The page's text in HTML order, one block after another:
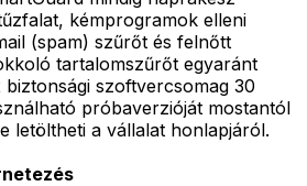
kémprogramok elleni
(spam) szűrőt és felnőtt
tartalomszűrőt egyaránt
szoftvercsomag 30
próbaverzióját mostantól
letöltheti a vállalat honlapjáról.